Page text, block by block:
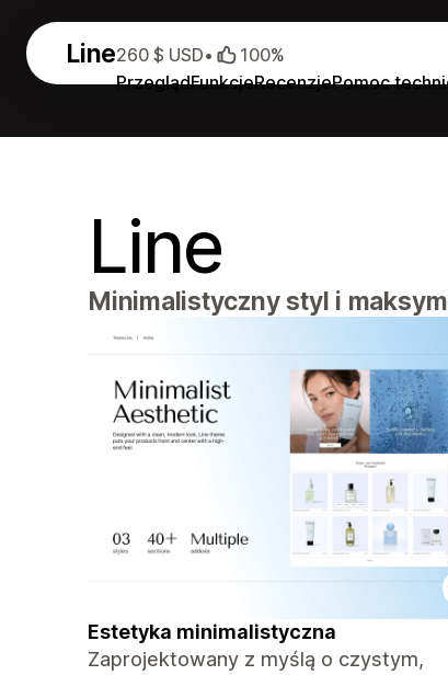
Line
PrzeglądFunkcjeRecenzjePomoc
260 $ USD• 100%
Line
Minimalistyczny styl i
Estetyka minimalistyczna
Zaprojektowany z myślą o czystym,